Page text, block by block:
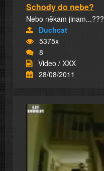
Schody do nebe?
Nebo někam jinam...???
Duchcat
5375x
8
Video / XXX
28/08/2011